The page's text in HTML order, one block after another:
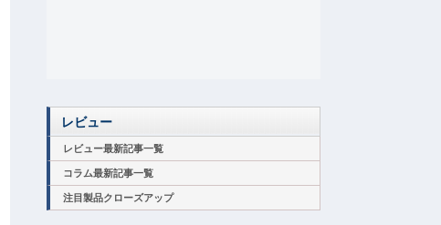
レビュー
レビュー最新記事一覧
コラム最新記事一覧
注目製品クローズアップ